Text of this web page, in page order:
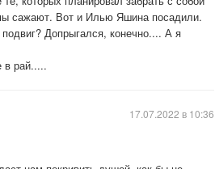
сажают. Вот и Илью Яшина посадили.
Допрыгался, конечно.... А я
в рай.....
17.07.2022 в 10:36